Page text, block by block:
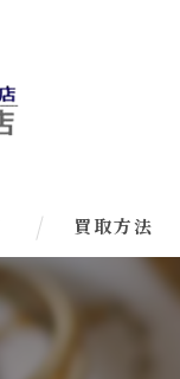
買取方法